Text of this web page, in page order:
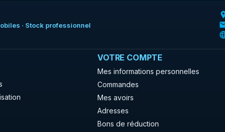
· Stock professionnel
VOTRE COMPTE
Mes informations personnelles
Commandes
Mes avoirs
Adresses
Bons de réduction